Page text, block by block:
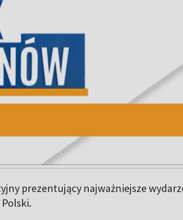
prezentujący najważniejsze